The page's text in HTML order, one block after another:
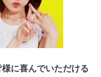
に喜んでいただける